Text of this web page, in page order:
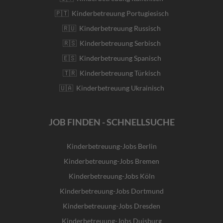
🇵🇹 Kinderbetreuung Portugiesisch
🇷🇺 Kinderbetreuung Russisch
🇷🇸 Kinderbetreuung Serbisch
🇪🇸 Kinderbetreuung Spanisch
🇹🇷 Kinderbetreuung Türkisch
🇺🇦 Kinderbetreuung Ukrainisch
JOB FINDEN - SCHNELLSUCHE
Kinderbetreuung-Jobs Berlin
Kinderbetreuung-Jobs Bremen
Kinderbetreuung-Jobs Köln
Kinderbetreuung-Jobs Dortmund
Kinderbetreuung-Jobs Dresden
Kinderbetreuung-Jobs Duisburg